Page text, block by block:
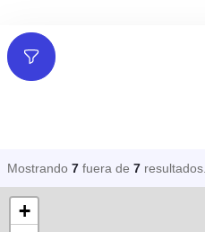
Filtros
Mostrando 7 fuera de 7 resultados
+